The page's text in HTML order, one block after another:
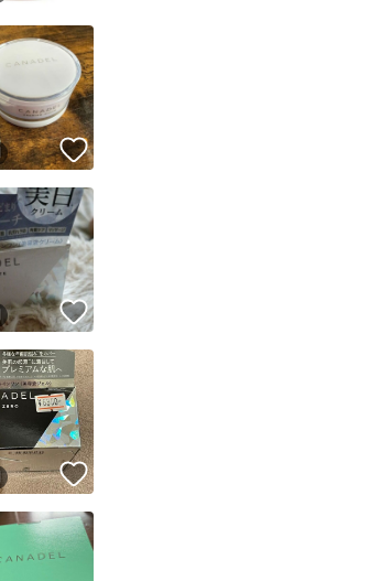
いいね！
いいね！
いいね！